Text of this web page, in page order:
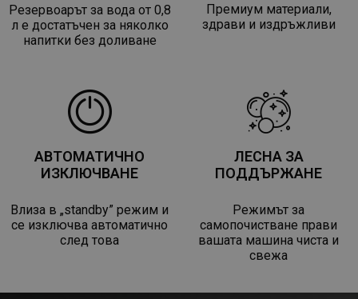
Резервоарът за вода от 0,8
л е достатъчен за няколко
напитки без доливане
Премиум материали,
здрави и издръжливи
АВТОМАТИЧНО
ИЗКЛЮЧВАНЕ
Влиза в „standby” режим и
се изключва автоматично
след това
ЛЕСНА ЗА
ПОДДЪРЖАНЕ
Режимът за
самопочистване прави
вашата машина чиста и
свежа